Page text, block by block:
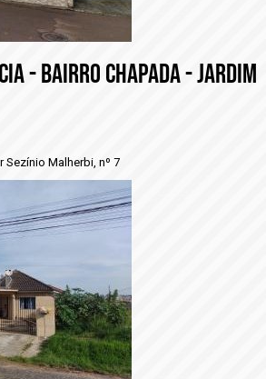
- BAIRRO CHAPADA - JARDIM
Sezínio Malherbi, nº 7